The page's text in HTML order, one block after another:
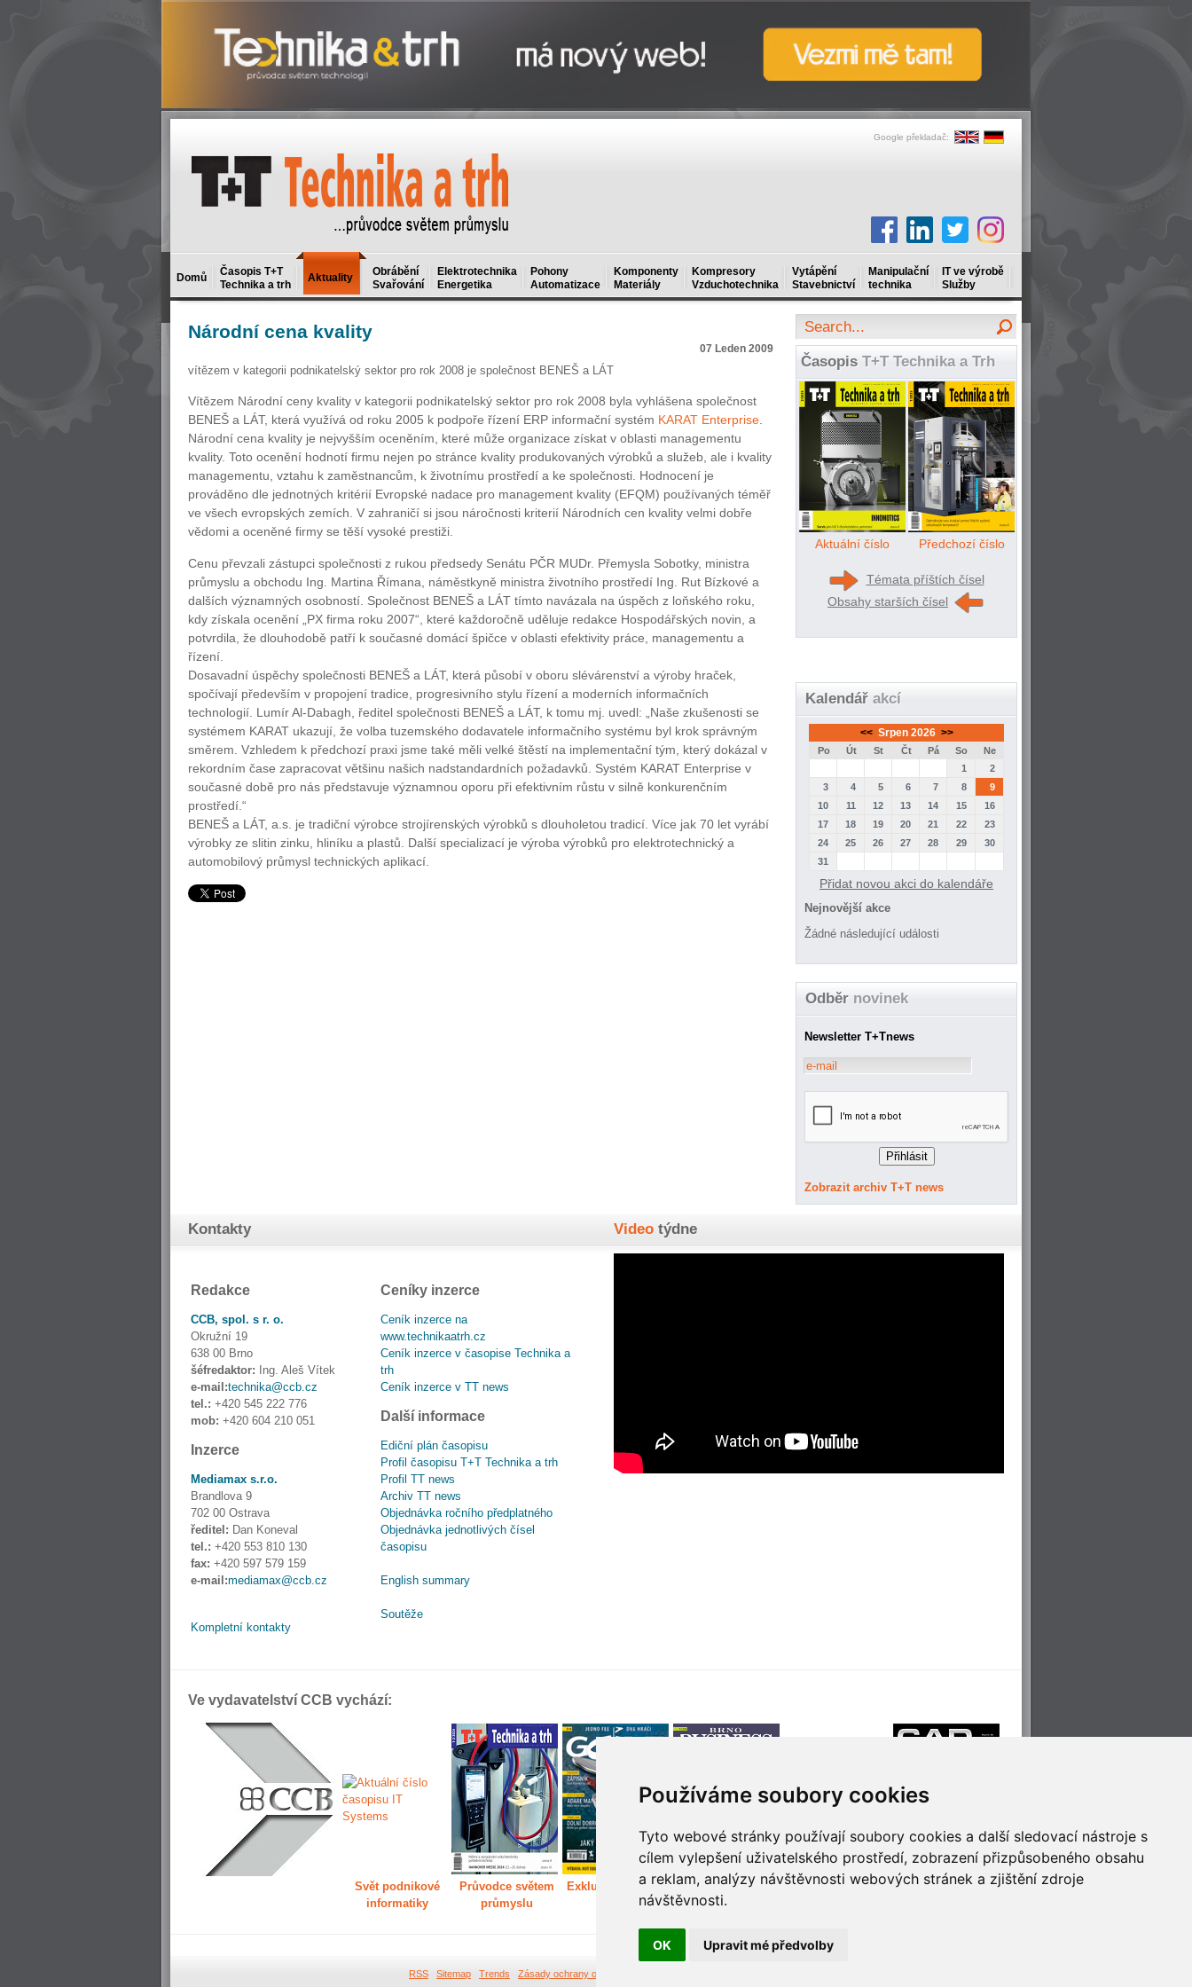
Používáme soubory cookies
Tyto webové stránky používají soubory cookies a další sledovací nástroje s
cílem vylepšení uživatelského prostředí, zobrazení přizpůsobeného obsahu
a reklam, analýzy návštěvnosti webových stránek a zjištění zdroje
návštěvnosti.
OK Upravit mé předvolby
Google překladač:
Domů
Časopis T+T
Technika a trh
Aktuality
Obrábění
Svařování
Elektrotechnika
Energetika
Pohony
Automatizace
Komponenty
Materiály
Kompresory
Vzduchotechnika
Vytápění
Stavebnictví
Manipulační
technika
IT ve výrobě
Služby
Národnícena kvality
07 Leden 2009
vítězem v kategorii podnikatelský sektor pro rok 2008 je společnost BENEŠ a LÁT
Vítězem Národní ceny kvality v kategorii podnikatelský sektor pro rok 2008 byla vyhlášena společnost
BENEŠ a LÁT, která využívá od roku 2005 k podpoře řízení ERP informační systém KARAT Enterprise
Národní cena kvality je nejvyšším oceněním, které může organizace získat v oblasti managementu
kvality. Toto ocenění hodnotí firmu nejen po stránce kvality produkovaných výrobků a služeb, ale i kvality
managementu, vztahu k zaměstnancům, k životnímu prostředí a ke společnosti. Hodnocení je
prováděno dle jednotných kritérií Evropské nadace pro management kvality (EFQM) používaných téměř
ve všech evropských zemích. V zahraničí si jsou náročnosti kriterií Národních cen kvality velmi dobře
vědomi a oceněné firmy se těší vysoké prestiži.
Cenu převzali zástupci společnosti z rukou předsedy Senátu PČR MUDr. Přemysla Sobotky, ministra
průmyslu a obchodu Ing. Martina Římana, náměstkyně ministra životního prostředí Ing. Rut Bízkové a
dalších významných osobností. Společnost BENEŠ a LÁT tímto navázala na úspěch z loňského roku,
kdy získala ocenění „PX firma roku 2007“, které každoročně uděluje redakce Hospodářských novin, a
potvrdila, že dlouhodobě patří k současné domácí špičce v oblasti efektivity práce, managementu a
řízení.
Dosavadní úspěchy společnosti BENEŠ a LÁT, která působí v oboru slévárenství a výroby hraček,
spočívají především v propojení tradice, progresivního stylu řízení a moderních informačních
technologií. Lumír Al-Dabagh, ředitel společnosti BENEŠ a LÁT, k tomu mj. uvedl: „Naše zkušenosti se
systémem KARAT ukazují, že volba tuzemského dodavatele informačního systému byl krok správným
směrem. Vzhledem k předchozí praxi jsme také měli velké štěstí na implementační tým, který dokázal v
rekordním čase zapracovat většinu našich nadstandardních požadavků. Systém KARAT Enterprise v
současné době pro nás představuje významnou oporu při efektivním růstu v silně konkurenčním
prostředí.“
BENEŠ a LÁT, a.s. je tradiční výrobce strojírenských výrobků s dlouholetou tradicí. Více jak 70 let vyrábí
výrobky ze slitin zinku, hliníku a plastů. Další specializací je výroba výrobků pro elektrotechnický a
automobilový průmysl technických aplikací.
Časopis T+T Technika a Trh
Aktuální číslo Předchozí číslo
Témata příštích čísel
Obsahy starších čísel
Kalendář akcí
<< Srpen 2026 >>
Po Út St Čt Pá So
Ne
1
2
3
4 5 6 7 8
9
10
11 12 13 14 15
16
17
18 19 20 21 22
23
24
25 26 27 28 29
30
31
Přidat novou akci do kalendáře
Nejnovější akce
Žádné následující události
Odběr novinek
Newsletter T+Tnews
Zobrazit archiv T+T news
Kontakty
Redakce
CCB, spol. s r. o.
Okružní 19
638 00 Brno
šéfredaktor: Ing. Aleš Vítek
e-mail:technika@ccb.cz
tel.: +420 545 222 776
mob: +420 604 210 051
Inzerce
Mediamax s.r.o.
Brandlova 9
702 00 Ostrava
ředitel: Dan Koneval
tel.: +420 553 810 130
fax: +420 597 579 159
e-mail:mediamax@ccb.cz
Kompletní kontakty
Ceníky inzerce
Ceník inzerce na
www.technikaatrh.cz
Ceník inzerce v časopise Technika a
trh
Ceník inzerce v TT news
Další informace
Ediční plán časopisu
Profil časopisu T+T Technika a trh
Profil TT news
Archiv TT news
Objednávka ročního předplatného
Objednávka jednotlivých čísel
časopisu
English summary
Soutěže
Video týdne
Ve vydavatelství CCB vychází:
Svět podnikové
informatiky
Průvodce světem
průmyslu
Exkluzivně světem
Děláme Brno větší Příjemné cestování
Technologie pro
RSS Sitemap Trends Zásady ochrany osobních údajů